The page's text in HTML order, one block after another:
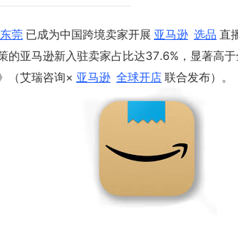
东莞 已成为中国跨境卖家开展 亚马逊 选品 直
的亚马逊新入驻卖家占比达37.6%，显著
（艾瑞咨询× 亚马逊 全球开店 联合发布）。